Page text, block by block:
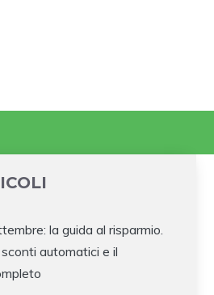
la guida al risparmio.
automatici e il